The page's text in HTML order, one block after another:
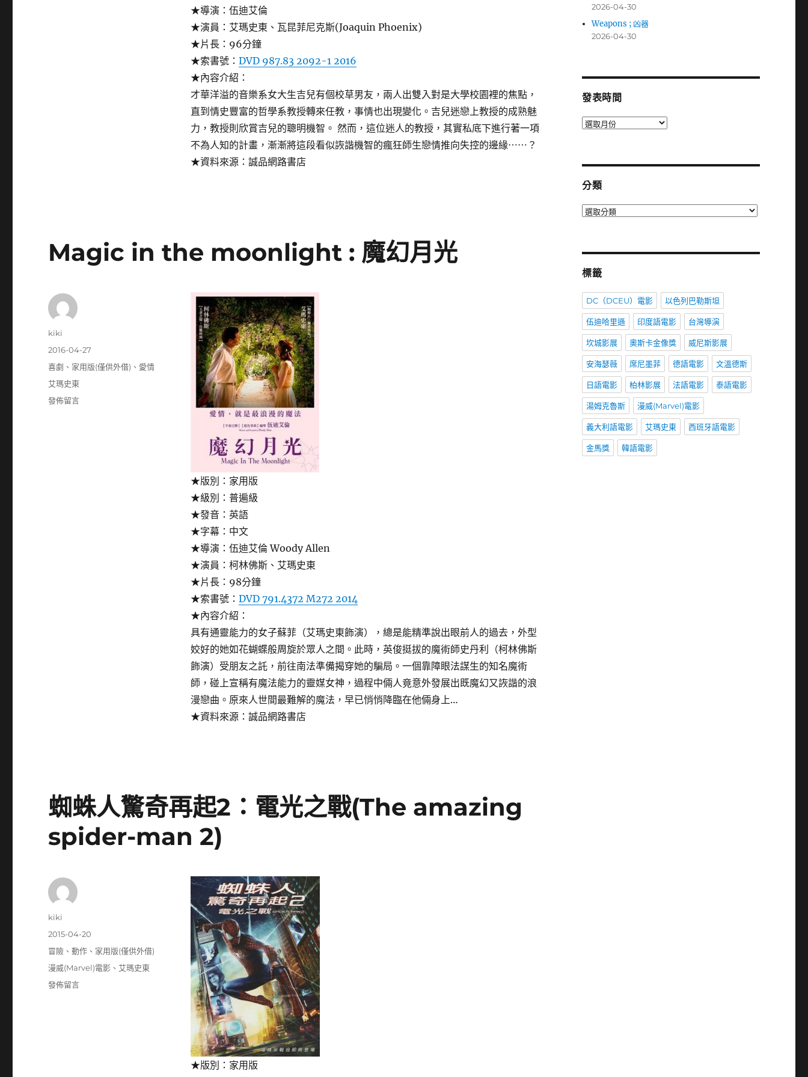
★導演：伍迪艾倫
★演員：艾瑪史東、瓦昆菲尼克斯(Joaquin Phoenix)
★片長：96分鐘
★索書號： DVD 987.83 2092-1 2016
★內容介紹：
才華洋溢的音樂系女大生吉兒有個校草男友，兩人出雙入對是大學校園裡的焦點，
直到情史豐富的哲學系教授轉來任教，事情也出現變化。吉兒迷戀上教授的成熟魅
力，教授則欣賞吉兒的聰明機智。 然而，這位迷人的教授，其實私底下進行著一項
不為人知的計畫，漸漸將這段看似詼諧機智的瘋狂師生戀情推向失控的邊緣⋯⋯？
★資料來源：誠品網路書店
Magic in the moonlight : 魔幻月光
★版別：家用版
★級別：普遍級
★發音：英語
★字幕：中文
★導演：伍迪艾倫 Woody Allen
★演員：柯林佛斯、艾瑪史東
★片長：98分鐘
★索書號： DVD 791.4372 M272 2014
★內容介紹：
具有通靈能力的女子蘇菲（艾瑪史東飾演），總是能精準說出眼前人的過去，外型
姣好的她如花蝴蝶般周旋於眾人之間。此時，英俊挺拔的魔術師史丹利（柯林佛斯
飾演）受朋友之託，前往南法準備揭穿她的騙局。一個靠障眼法謀生的知名魔術
師，碰上宣稱有魔法能力的靈媒女神，過程中倆人竟意外發展出既魔幻又詼諧的浪
漫戀曲。原來人世間最難解的魔法，早已悄悄降臨在他倆身上…
★資料來源：誠品網路書店
作
kiki
發
佈
期:
2016-04-27
分
類
喜劇 、 家用版(僅供外借) 、 愛情
標
籤
艾瑪史東
在
發佈留言
蜘蛛人驚奇再起2：電光之戰(The amazing
spider-man 2)
★版別：家用版
作
kiki
發
佈
期:
2015-04-20
分
類
冒險 、動作 、 家用版(僅供外借)
標
籤
漫威(Marvel)電影 、艾瑪史東
在
發佈留言
2026-04-30
Weapons ; 凶器
2026-04-30
發表時間
發
分類
分
標籤
DC（DCEU）電影 以色列巴勒斯坦
伍迪哈里遜 印度語電影 台灣導演
坎城影展 奧斯卡金像獎 威尼斯影展
安海瑟薇 席尼墨菲 德語電影 文溫德斯
日語電影 柏林影展 法語電影 泰語電影
湯姆克魯斯 漫威(Marvel)電影
義大利語電影 艾瑪史東 西班牙語電影
金馬獎 韓語電影